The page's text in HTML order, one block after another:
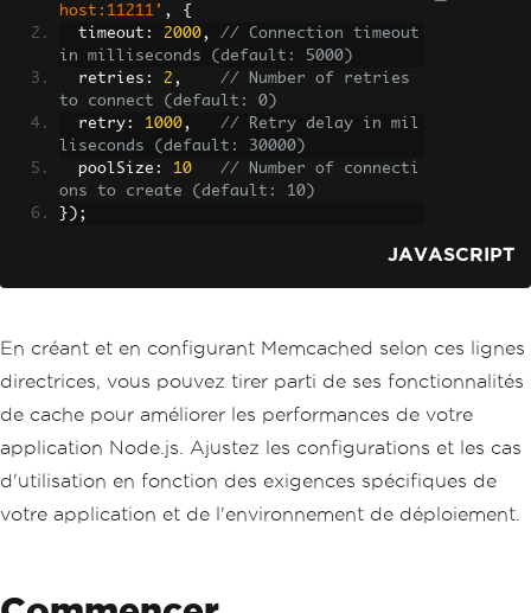
});
host:11211' ,
{
  timeout
: 2000,
// Connection timeout
in milliseconds (default: 5000)
  retries
: 2 ,
// Number of retries
to connect (default: 0)
  retry
: 1000,
// Retry delay in mil
liseconds (default: 30000)
  poolSize
: 10
// Number of connecti
ons to create (default: 10)
});
JAVASCRIPT
En créant et en configurant Memcached selon ces lignes
directrices, vous pouvez tirer parti de ses fonctionnalités
de cache pour améliorer les performances de votre
application Node.js. Ajustez les configurations et les cas
d'utilisation en fonction des exigences spécifiques de
votre application et de l'environnement de déploiement.